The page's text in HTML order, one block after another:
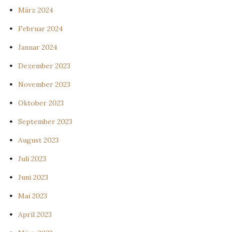
März 2024
Februar 2024
Januar 2024
Dezember 2023
November 2023
Oktober 2023
September 2023
August 2023
Juli 2023
Juni 2023
Mai 2023
April 2023